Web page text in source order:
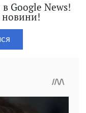
Google News!
новини!